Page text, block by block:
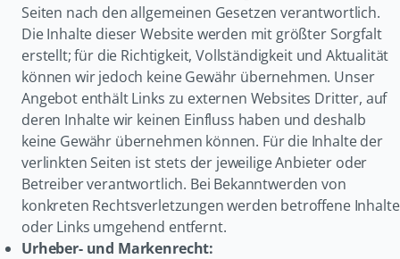
Seiten nach den allgemeinen Gesetzen verantwortlich.
Die Inhalte dieser Website werden mit größter Sorgfalt
erstellt; für die Richtigkeit, Vollständigkeit und Aktualität
können wir jedoch keine Gewähr übernehmen. Unser
Angebot enthält Links zu externen Websites Dritter, auf
deren Inhalte wir keinen Einfluss haben und deshalb
keine Gewähr übernehmen können. Für die Inhalte der
verlinkten Seiten ist stets der jeweilige Anbieter oder
Betreiber verantwortlich. Bei Bekanntwerden von
konkreten Rechtsverletzungen werden betroffene Inhalte
oder Links umgehend entfernt.
Urheber- und Markenrecht: